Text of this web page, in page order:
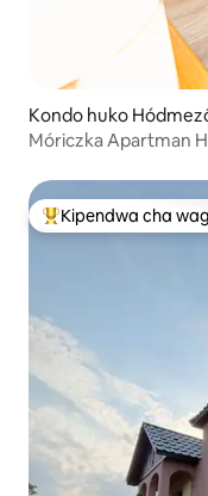
Kondo huko
Móriczka Apartman
Kipendwa maarufu
Kipendwa cha